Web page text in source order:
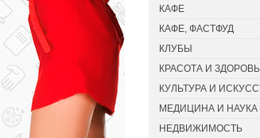
КАФЕ
КАФЕ, ФАСТФУД
КЛУБЫ
КРАСОТА И
КУЛЬТУРА И
МЕДИЦИНА И НАУКА
НЕДВИЖИМОСТЬ